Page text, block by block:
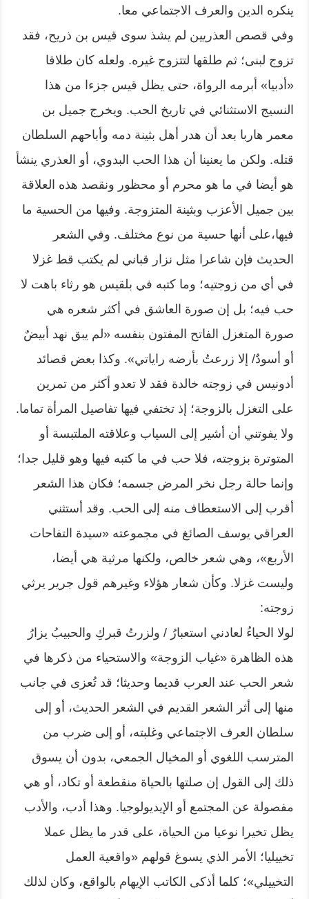
ينكره الدين والعرف الاجتماعي معا.
وفي قصص العذريين لم يشذ سوى قيس بن ذريح، فقد
تزوج لبنى؛ ثم طلقها لتتزوج غيره. ولعله كان طلاقا
«أدبيا» أبرمه الرواة، حتى يظل قيس جزءا من هذا
النسيج الاستثنائي في تاريخ الحب. ويخرج جميل بن
معمر هاربا بعد أن هدر أهل بثينة دمه وأباحهم السلطان
قتله. ولكن ما يعنينا أن هذا الحب البدوي، أو العذري ينشأ
هو أيضا في ما هو محرم أو محظور ونقصد هذه العلاقة
بين جميل الأعزب وبثينة المتزوجة. وفيها من الحسية ما
فيها،على أنها حسية من نوع مختلف. وفي الشعر
الحديث فإن شاعرا مثل نزار قباني لم يكتب قط غزلا
في أي من زوجتيه؛ وما كتبه في بلقيس هو رثاء باهت لا
حب فيه؛ بل إن صورة العاشق في أكثر شعره هي
صورة المتغزل الفاتح المفتون بنفسه «لم يبق نهد أبيضٌ
أو أسودٌ/ إلا زرعتُ بأرضه راياتي». وكذا بعض قصائد
أدونيس في زوجته خالدة فقد لا تعدو أكثر من تمرين
على التغزل بالزوجة؛ إذ تختفي فيها تفاصيل المرأة تماما.
ولا يفوتني أن أشير إلى السياب وعلاقته الملتبسة أو
المتوترة بزوجته، فلا حب في ما كتبه فيها وهو قليل جدا؛
وإنما حالة رجل نخر المرض جسمه؛ فكان هذا الشعر
أقرب إلى الاستعطاف منه إلى الحب. وقد أستثني
العراقي يوسف الصائغ في مجموعته «سيدة التفاحات
الأربع»، وهي شعر خالص، ولكنها مرثية هي أيضا،
وليست غزلا. وكأن شعار هؤلاء وغيرهم قول جرير يرثي
زوجته:
لولا الحياءُ لعادني استعبارُ / ولزرتُ قبركِ والحبيبُ يزارُ
هذه الظاهرة «غياب الزوجة» والاستحياء من ذكرها في
شعر الحب عند العرب قديما وحديثا؛ قد تُعزى في جانب
منها إلى أثر الشعر القديم في الشعر الحديث، أو إلى
سلطان العرف الاجتماعي وغلبته، أو إلى ضرب من
المترسب اللغوي أو المخيال الجمعي، بدون أن يسوق
ذلك إلى القول إن صلتها بالحياة منقطعة أو تكاد، أو هي
مفصولة عن المجتمع أو الإيديولوجيا. وهذا أدب، والأدب
يظل تخيرا نوعيا من الحياة، على قدر ما يظل عملا
تخييليا؛ الأمر الذي يسوغ قولهم «واقعية العمل
التخييلي»؛ كلما أذكى الكاتب الإيهام بالواقع، وكان لذلك